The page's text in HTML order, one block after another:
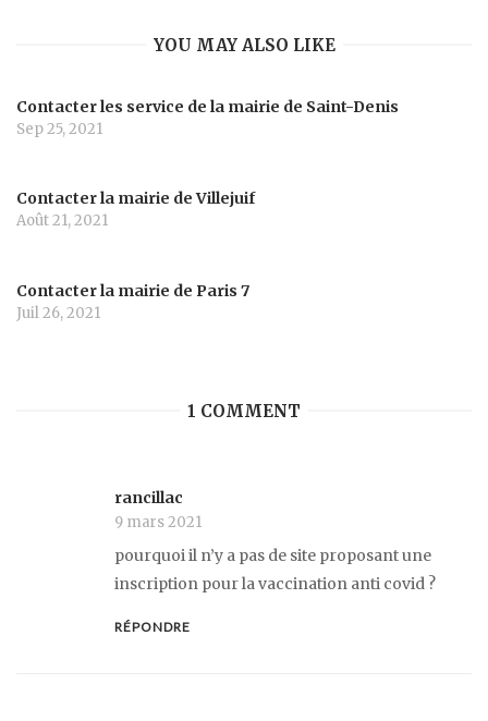
YOU MAY ALSO LIKE
Contacter les service de la mairie de Saint-Denis
Sep 25, 2021
Contacter la mairie de Villejuif
Août 21, 2021
Contacter la mairie de Paris 7
Juil 26, 2021
1 COMMENT
rancillac
9 mars 2021
pourquoi il n’y a pas de site proposant une
inscription pour la vaccination anti covid ?
RÉPONDRE